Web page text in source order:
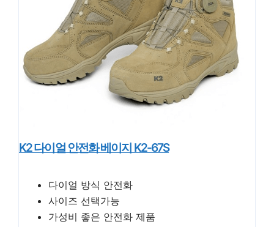
K2 다이얼 안전화 베이지 K2-67S
다이얼 방식 안전화
사이즈 선택가능
가성비 좋은 안전화 제품